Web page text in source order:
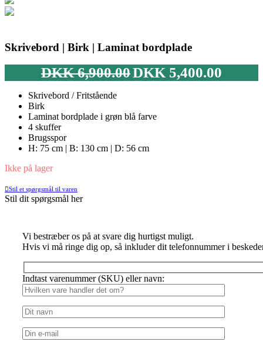
Skrivebord | Birk | Laminat bordplade
DKK6,900.00 Den
oprindelige
DKK 6,900.00.
DKK5,400.00aktuelle
Skrivebord / Fritstående
Birk
Laminat bordplade i grøn blå farve
4 skuffer
Brugsspor
H: 75 cm | B: 130 cm | D: 56 cm
Ikke på lager
Stil et spørgsmål til varen
Stil dit spørgsmål her
Vi bestræber os på at svare dig hurtigst muligt.
Hvis vi må ringe dig op, så inkluder dit telefonnummer i
Indtast varenummer (SKU) eller navn: